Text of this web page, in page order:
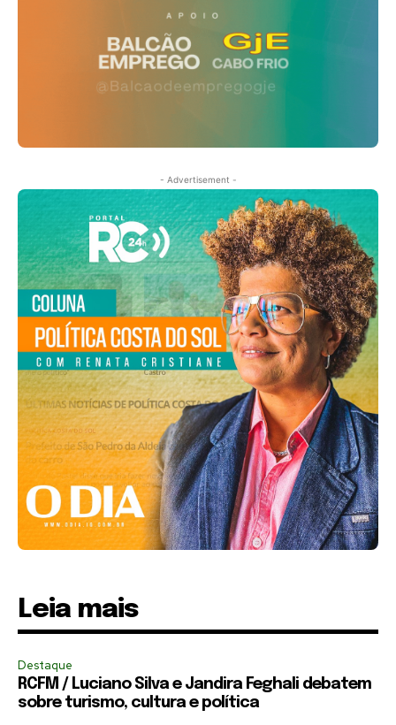
- Advertisement -
Leia mais
Destaque
RCFM / Luciano Silva e Jandira Feghali debatem
sobre turismo, cultura e política